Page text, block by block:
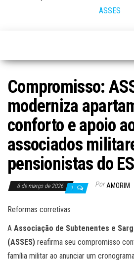
ASSES
Compromisso:
moderniza
conforto e apoio
associados
pensionistas do ES
6 de março de 2026 1 Por AMORIM
Reformas corretivas
A Associação de Subtenentes e
(ASSES) reafirma seu compromisso
família militar ao anunciar um